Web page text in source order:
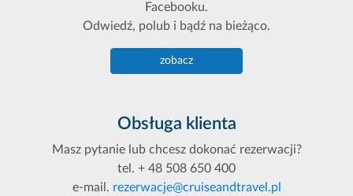
Facebooku.
Odwiedź, polub i bądź na bieżąco.
zobacz
Obsługa klienta
Masz pytanie lub chcesz dokonać rezerwacji?
tel. + 48 508 650 400
e-mail. rezerwacje@cruiseandtravel.pl